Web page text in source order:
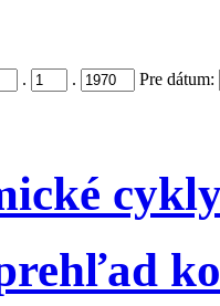
. . Pre dátum:
cykly